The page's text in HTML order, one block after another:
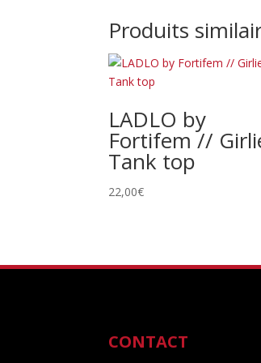
Produits
LADLO by
Fortifem //
Tank top
22,00€
CONTACT